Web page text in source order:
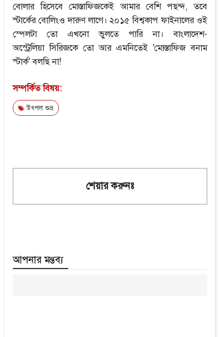
বোলার হিসেবে মোস্তাফিজকেই আমার বেশি পছন্দ, তবে
স্টার্কের বোলিংও দারুণ লাগে। ২০১৫ বিশ্বকাপ ফাইনালের ওই
স্পেলটা তো এখনো ভুলতে পারি না। বাংলাদেশ-
অস্ট্রেলিয়া সিরিজকে তো আর এমনিতেই 'মোস্তাফিজ বনাম
স্টার্ক' বলছি না!
সম্পর্কিত বিষয়:
উৎপল শুভ্র
শেয়ার করুনঃ
আপনার মন্তব্য